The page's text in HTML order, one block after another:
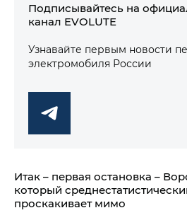
Подписывайтесь на
канал EVOLUTE
Узнавайте первым новости
электромобиля России
Итак – первая остановка –
который
проскакивает мимо